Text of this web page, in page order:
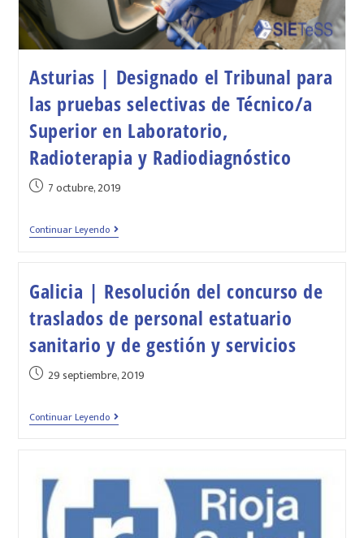
Asturias | Designado el Tribunal para
las pruebas selectivas de Técnico/a
Superior en Laboratorio,
Radioterapia y Radiodiagnóstico
7 octubre, 2019
Continuar Leyendo
Galicia | Resolución del concurso de
traslados de personal estatuario
sanitario y de gestión y servicios
29 septiembre, 2019
Continuar Leyendo